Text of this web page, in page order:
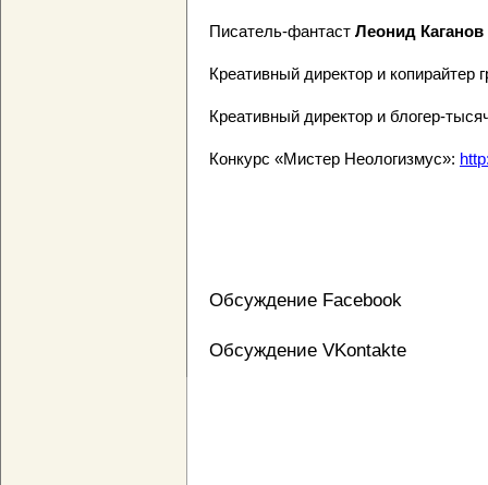
Писатель-фантаст Леонид Каганов
Креативный директор и
Креативный директор и блогер-
Конкурс «Мистер Неологизмус»:
Обсуждение Facebook
Обсуждение VKontakte